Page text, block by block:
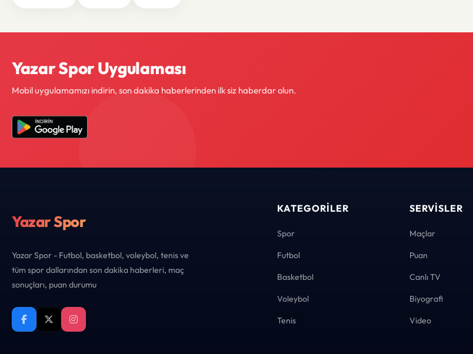
Yazar Spor Uygulaması
Mobil uygulamamızı indirin, son dakika haberlerinden ilk siz haberdar olun.
Yazar Spor
Yazar Spor - Futbol, basketbol, voleybol, tenis ve
tüm spor dallarından son dakika haberleri, maç
sonuçları, puan durumu
KATEGORILER
Spor
Futbol
Basketbol
Voleybol
Tenis
SERVISLER
Maçlar
Puan
Canlı TV
Biyografi
Video